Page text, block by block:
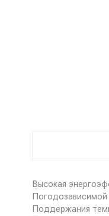
Высокая
Погодозависимой
Поддержания